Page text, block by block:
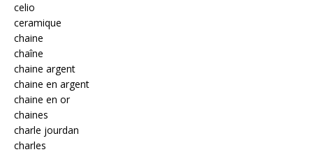
celio
ceramique
chaine
chaîne
chaine argent
chaine en argent
chaine en or
chaines
charle jourdan
charles